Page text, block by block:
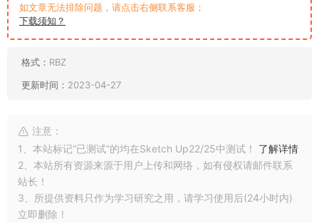
如文章无法排除问题，请点击右侧联系客服；
下载须知？
格式： RBZ
更新时间： 2023-04-27
注意：
1、本站标记“已测试”的均在Sketch Up22/25中测试！ 了解详情
2、本站所有资源来源于用户上传和网络，如有侵权请邮件联系
站长！
3、所提供资料只作为学习研究之用，请学习使用后(24小时内)
立即删除！